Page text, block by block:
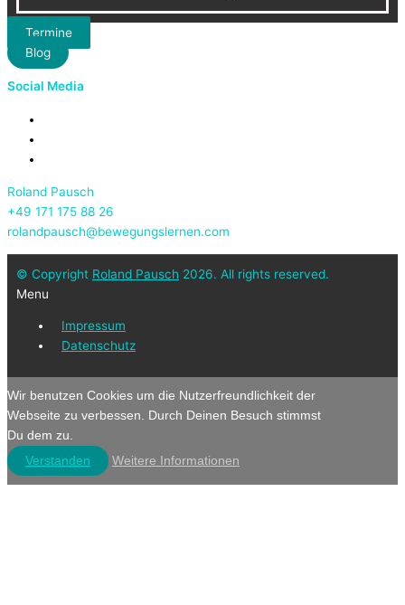
Termine
Blog
Social Media
Roland Pausch
+49 171 175 88 26
rolandpausch@bewegungslernen.com
© Copyright Roland Pausch 2026. All rights reserved.
Menu
Impressum
Datenschutz
Wir benutzen Cookies um die Nutzerfreundlichkeit der
Webseite zu verbessen. Durch Deinen Besuch stimmst
Du dem zu.
Verstanden
Weitere Informationen